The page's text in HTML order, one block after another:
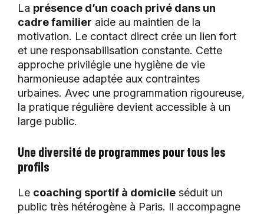
La présence d’un coach privé dans un
cadre familier aide au maintien de la
motivation. Le contact direct crée un lien fort
et une responsabilisation constante. Cette
approche privilégie une hygiène de vie
harmonieuse adaptée aux contraintes
urbaines. Avec une programmation rigoureuse,
la pratique régulière devient accessible à un
large public.
Une diversité de programmes pour tous les
profils
Le coaching sportif à domicile séduit un
public très hétérogène à Paris. Il accompagne